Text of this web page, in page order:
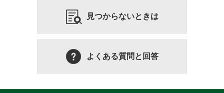
見つからないときは
よくある質問と回答